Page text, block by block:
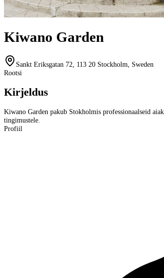
Kiwano Garden
Sankt Eriksgatan 72, 113 20 Stockholm, Sweden
Rootsi
Kirjeldus
Kiwano Garden pakub Stokholmis professionaalseid
tingimustele.
Profiil